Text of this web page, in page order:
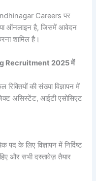
Careers पर
ऑनलाइन है, जिसमें आवेदन
शामिल है।
Recruitment 2025में
रिक्तियों की संख्या विज्ञापन में
असिस्टेंट, आईटी एसोसिएट
के लिए विज्ञापन में निर्दिष्ट
और सभी दस्तावेज़ तैयार